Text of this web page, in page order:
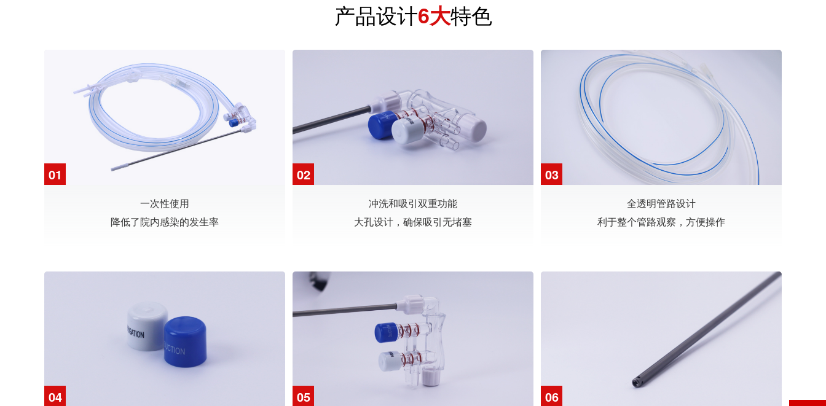
产品设计6大特色
01
一次性使用
降低了院内感染的发生率
02
冲洗和吸引双重功能
大孔设计，确保吸引无堵塞
03
全透明管路设计
利于整个管路观察，方便操作
04 05 06